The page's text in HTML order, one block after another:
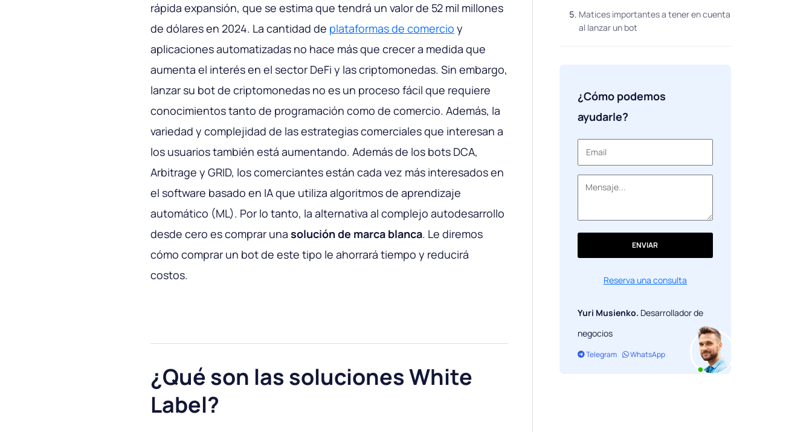
rápida expansión, que se estima que tendrá un valor de 52 mil millones
de dólares en 2024. La cantidad de plataformas de comercio y
aplicaciones automatizadas no hace más que crecer a medida que
aumenta el interés en el sector DeFi y las criptomonedas. Sin embargo,
lanzar su bot de criptomonedas no es un proceso fácil que requiere
conocimientos tanto de programación como de comercio. Además, la
variedad y complejidad de las estrategias comerciales que interesan a
los usuarios también está aumentando. Además de los bots DCA,
Arbitrage y GRID, los comerciantes están cada vez más interesados ​​en
el software basado en IA que utiliza algoritmos de aprendizaje
automático (ML). Por lo tanto, la alternativa al complejo autodesarrollo
desde cero es comprar una solución de marca blanca. Le diremos
cómo comprar un bot de este tipo le ahorrará tiempo y reducirá
costos.
¿Qué son las soluciones White
Label?
Matices importantes a tener en cuenta
al lanzar un bot
¿Cómo podemos
ayudarle?
ENVIAR
Reserva una consulta
Yuri Musienko. Desarrollador de
negocios
Telegram WhatsApp